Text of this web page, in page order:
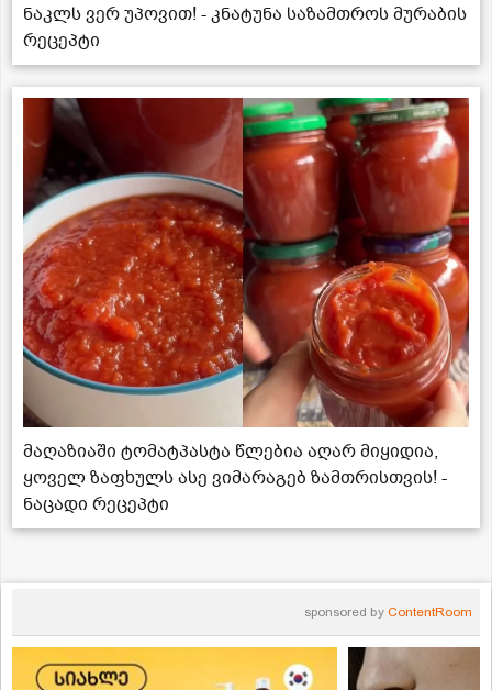
ნაკლს ვერ უპოვით! - კნატუნა საზამთროს მურაბის
რეცეპტი
მაღაზიაში ტომატპასტა წლებია აღარ მიყიდია,
ყოველ ზაფხულს ასე ვიმარაგებ ზამთრისთვის! -
ნაცადი რეცეპტი
sponsored by ContentRoom